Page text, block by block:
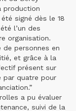
production
signé dès le 18
l’un des
organisation.
de personnes en
et grâce à la
présent sur
par quatre pour
a pu évaluer
suivi de la